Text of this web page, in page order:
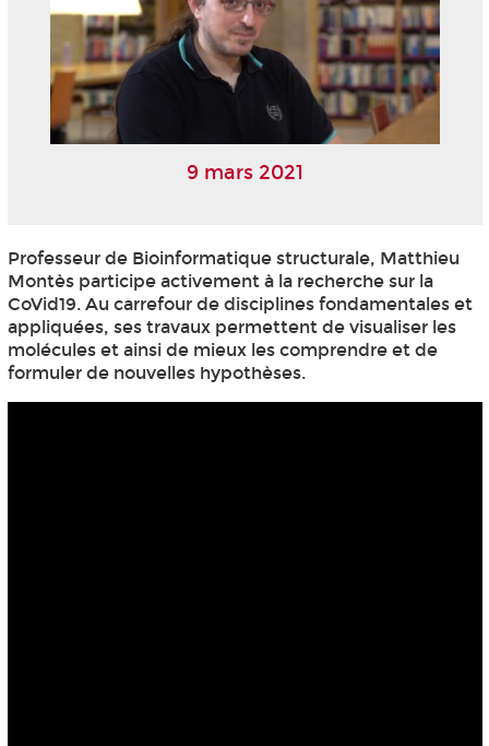
9 mars 2021
Professeur de Bioinformatique structurale, Matthieu
Montès participe activement à la recherche sur la
CoVid19. Au carrefour de disciplines fondamentales et
appliquées, ses travaux permettent de visualiser les
molécules et ainsi de mieux les comprendre et de
formuler de nouvelles hypothèses.